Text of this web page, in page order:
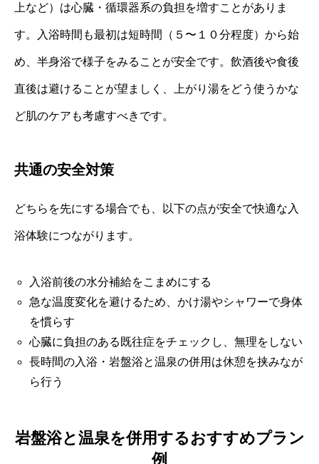
上など）は心臓・循環器系の負担を増すことがありま
す。入浴時間も最初は短時間（５〜１０分程度）から始
め、半身浴で様子をみることが安全です。飲酒後や食後
直後は避けることが望ましく、上がり湯をどう使うかな
ど肌のケアも考慮すべきです。
共通の安全対策
どちらを先にする場合でも、以下の点が安全で快適な入
浴体験につながります。
入浴前後の水分補給をこまめにする
急な温度変化を避けるため、かけ湯やシャワーで身体
を慣らす
心臓に負担のある既往症をチェックし、無理をしない
長時間の入浴・岩盤浴と温泉の併用は休憩を挟みなが
ら行う
岩盤浴と温泉を併用するおすすめプラン
例